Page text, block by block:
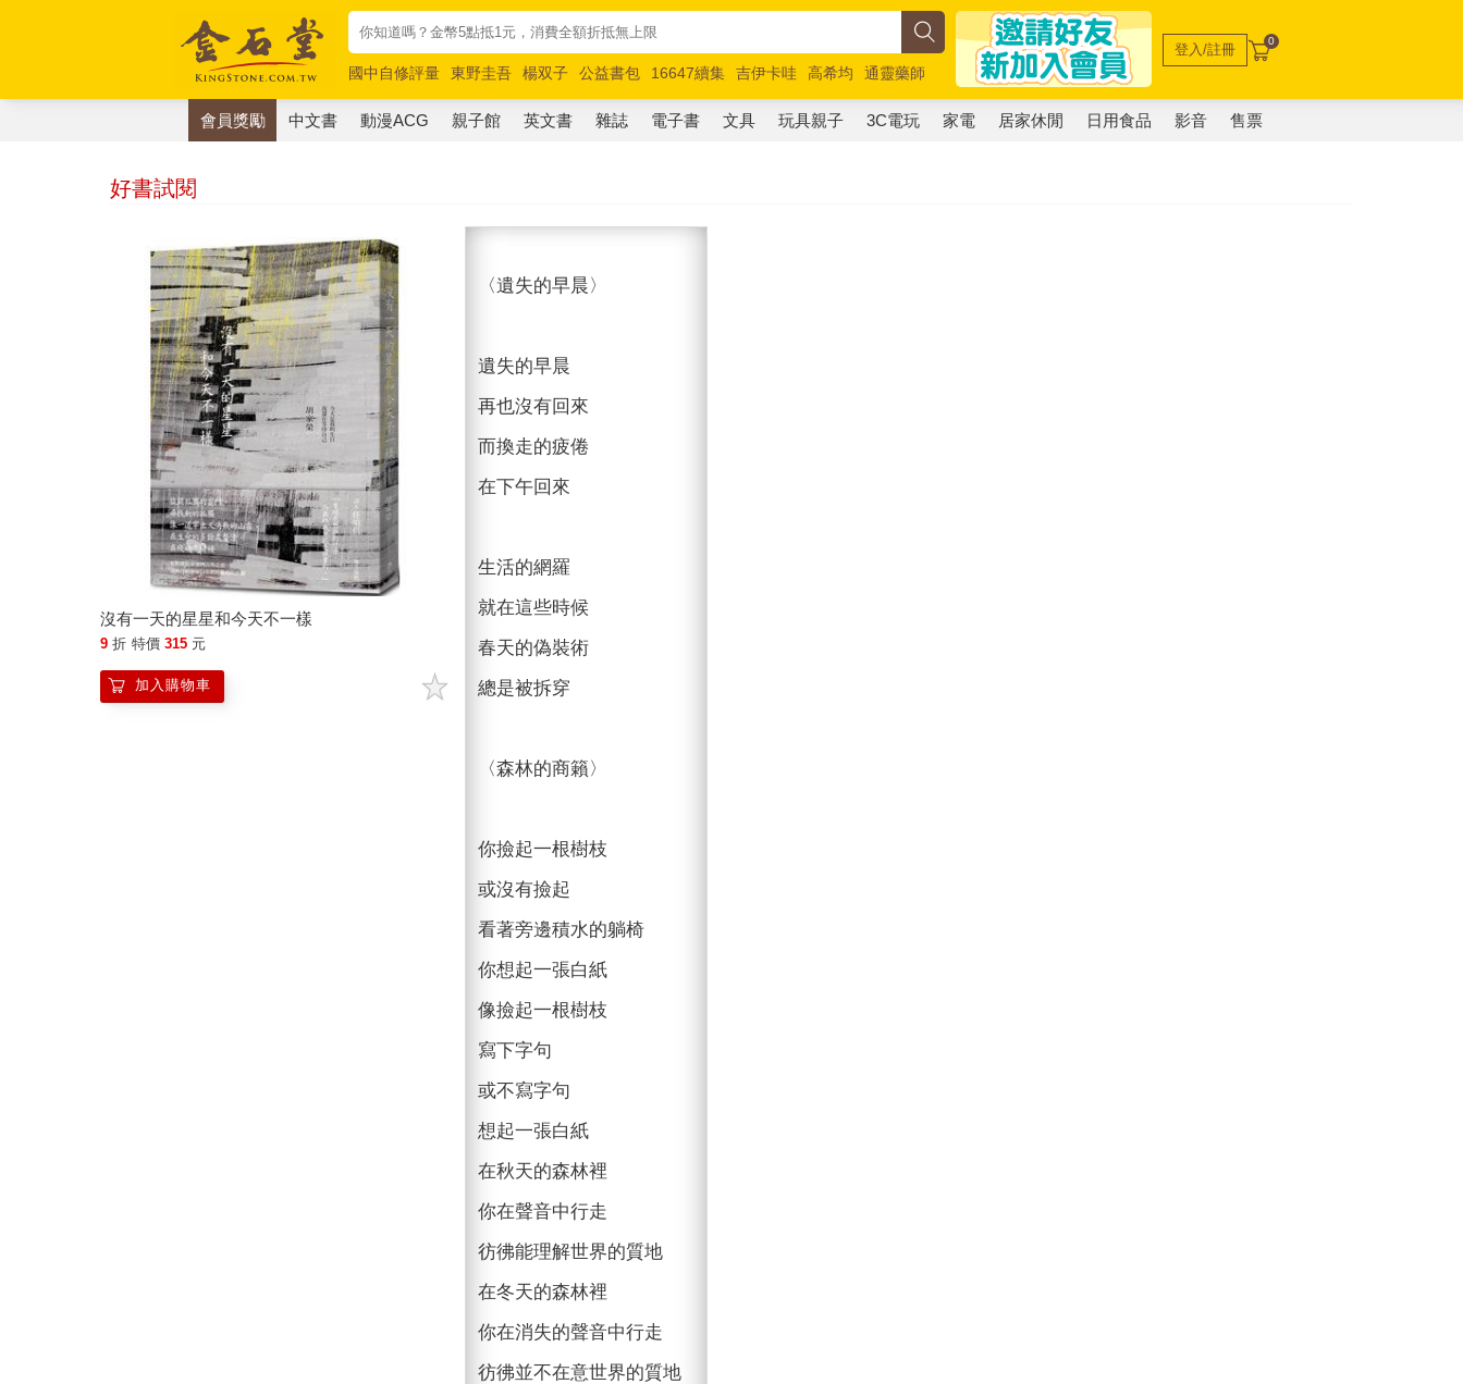
國中自修評量 東野圭吾 楊双子 公益書包 16647續集 吉伊卡哇 高希均
通靈藥師
唯紅花綻放
奧德賽 路邊攤新作 馬斯克 玩具總動員5 超慢跑
登入/註冊 0
會員獎勵 中文書 動漫ACG 親子館 英文書 雜誌 電子書 文具 玩具親子 3C電玩 家電 居家休閒 日用食品 影音 售票
好書試閱
沒有一天的星星和今天不一樣
9 折 特價 315 元
加入購物車
〈遺失的早晨〉
遺失的早晨
再也沒有回來
而換走的疲倦
在下午回來
生活的網羅
就在這些時候
春天的偽裝術
總是被拆穿
〈森林的商籟〉
你撿起一根樹枝
或沒有撿起
看著旁邊積水的躺椅
你想起一張白紙
像撿起一根樹枝
寫下字句
或不寫字句
想起一張白紙
在秋天的森林裡
你在聲音中行走
彷彿能理解世界的質地
在冬天的森林裡
你在消失的聲音中行走
彷彿並不在意世界的質地